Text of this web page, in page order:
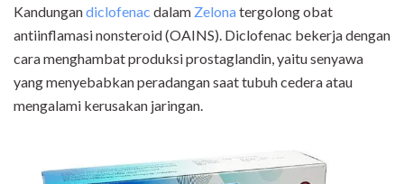
Kandungandiclofenac dalam Zelonatergolong obat
antiinflamasi nonsteroid (OAINS). Diclofenac bekerja dengan
cara menghambat produksi prostaglandin, yaitu senyawa
yang menyebabkan peradangan saat tubuh cedera atau
mengalami kerusakan jaringan.